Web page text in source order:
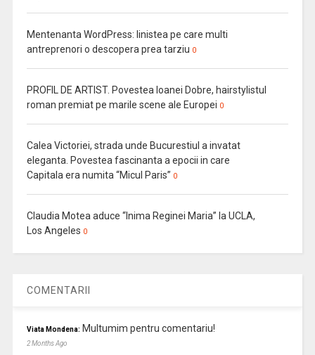
Mentenanta WordPress: linistea pe care multi
antreprenori o descopera prea tarziu 0
PROFIL DE ARTIST. Povestea Ioanei Dobre, hairstylistul
roman premiat pe marile scene ale Europei 0
Calea Victoriei, strada unde Bucurestiul a invatat
eleganta. Povestea fascinanta a epocii in care
Capitala era numita “Micul Paris” 0
Claudia Motea aduce “Inima Reginei Maria” la UCLA,
Los Angeles 0
COMENTARII
Viata Mondena: Multumim pentru comentariu!
2 Months Ago